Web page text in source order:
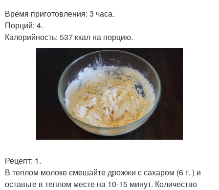
Время приготовления: 3 часа.
Порций: 4.
Калорийность: 537 ккал на порцию.
Рецепт: 1.
В теплом молоке смешайте дрожжи с сахаром (6 г. ) и
оставьте в теплом месте на 10-15 минут. Количество